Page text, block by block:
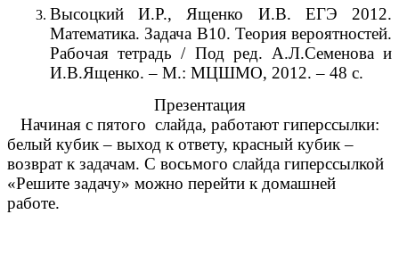
Высоцкий И.Р., Ященко И.В. ЕГЭ 2012.
Математика. Задача В10. Теория вероятностей.
Рабочая тетрадь / Под ред. А.Л.Семенова и
И.В.Ященко. – М.: МЦШМО, 2012. – 48 с.
Презентация
Начиная с пятого слайда, работают гиперссылки:
белый кубик – выход к ответу, красный кубик –
возврат к задачам. С восьмого слайда гиперссылкой
«Решите задачу» можно перейти к домашней
работе.